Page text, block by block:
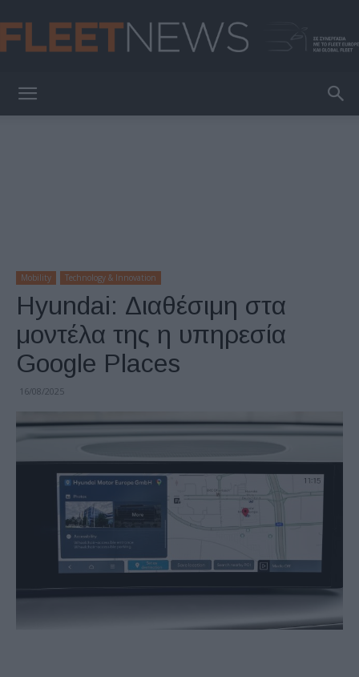
Mobility Technology & Innovation
Hyundai: Διαθέσιμη στα
μοντέλα της η υπηρεσία
Google Places
16/08/2025